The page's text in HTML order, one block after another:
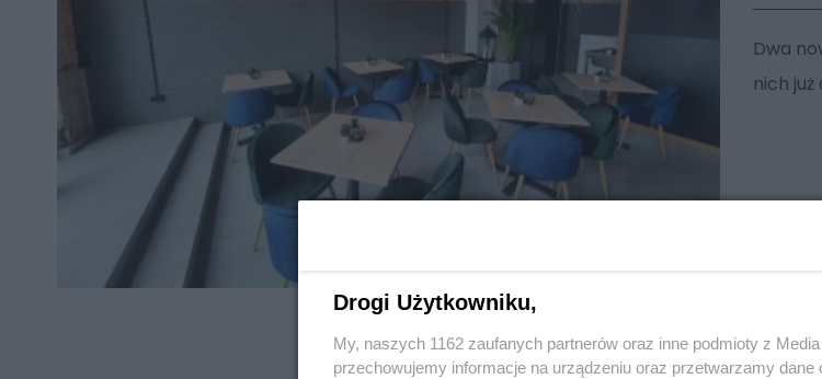
Dwa
nich
Drogi Użytkowniku,
My, naszych 1162 zaufanych partnerów oraz inne podmioty z
przechowujemy informacje na urządzeniu oraz przetwarzamy dane